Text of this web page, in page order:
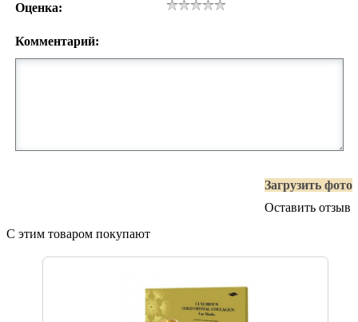
Оценка:
Комментарий:
Загрузить фото
Оставить отзыв
С этим товаром покупают